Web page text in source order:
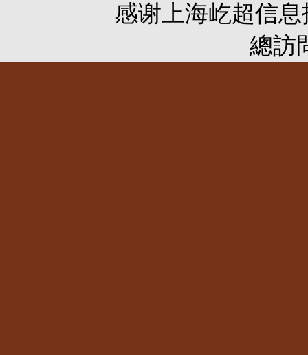
感谢 上海屹超信
總訪